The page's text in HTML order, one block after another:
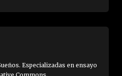
Especializadas en ensayo